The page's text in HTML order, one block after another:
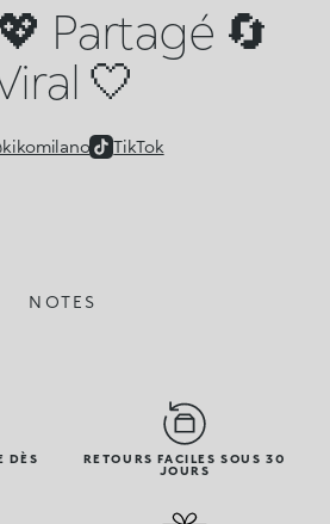
Partagé 🔄
🤍
TikTok
NOTES
DÈS
RETOURS FACILES SOUS 30
JOURS